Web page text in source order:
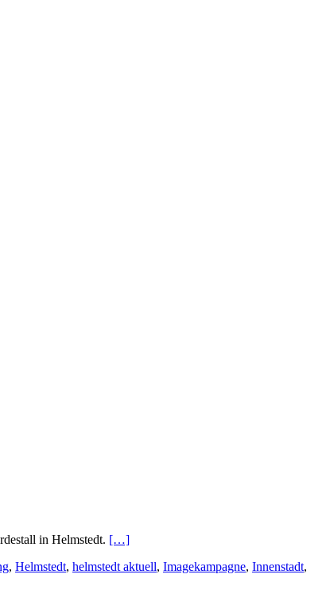
in Helmstedt. […]
, Helmstedt, helmstedt aktuell, Imagekampagne, Innenstadt,